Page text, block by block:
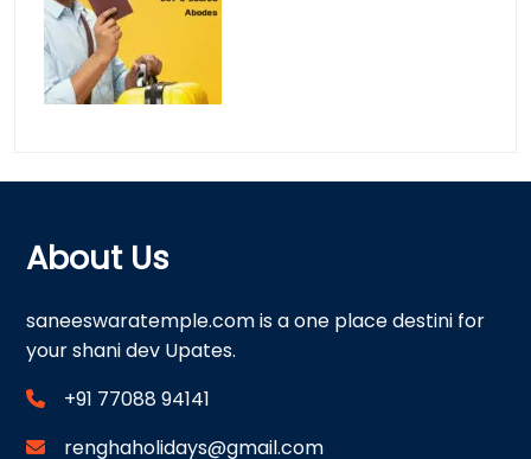
About Us
saneeswaratemple.com is a one place destini for
your shani dev Upates.
+91 77088 94141
renghaholidays@gmail.com